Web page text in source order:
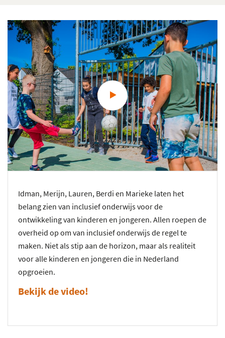
Idman, Merijn, Lauren, Berdi en Marieke laten het
belang zien van inclusief onderwijs voor de
ontwikkeling van kinderen en jongeren. Allen roepen de
overheid op om van inclusief onderwijs de regel te
maken. Niet als stip aan de horizon, maar als realiteit
voor alle kinderen en jongeren die in Nederland
opgroeien.
Bekijk de video!